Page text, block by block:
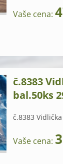
Vaše cena:
č.8383
bal.50ks
č.8383
Vaše cena: